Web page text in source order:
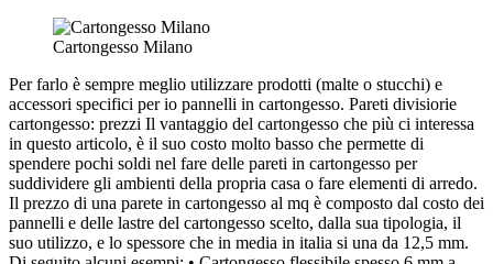
Cartongesso Milano
Per farlo è sempre meglio utilizzare prodotti (malte o stucchi) e
accessori specifici per io pannelli in cartongesso. Pareti divisiorie
cartongesso: prezzi Il vantaggio del cartongesso che più ci interessa
in questo articolo, è il suo costo molto basso che permette di
spendere pochi soldi nel fare delle pareti in cartongesso per
suddividere gli ambienti della propria casa o fare elementi di arredo.
Il prezzo di una parete in cartongesso al mq è composto dal costo dei
pannelli e delle lastre del cartongesso scelto, dalla sua tipologia, il
suo utilizzo, e lo spessore che in media in italia si una da 12,5 mm.